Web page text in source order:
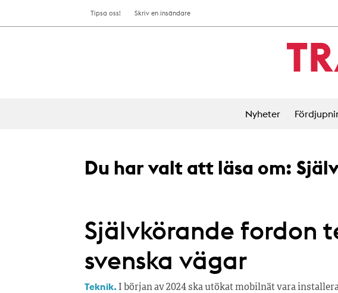
Tipsa oss! Skriv en insändare
Nyheter
Du har valt att läsa om:
Självkörande fordon
svenska vägar
Teknik. I början av 2024 ska utökat mobilnät vara